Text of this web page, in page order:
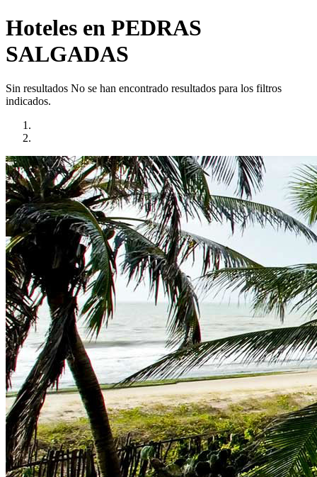
Hoteles en PEDRAS
SALGADAS
Sin resultados No se han encontrado resultados para los filtros
indicados.